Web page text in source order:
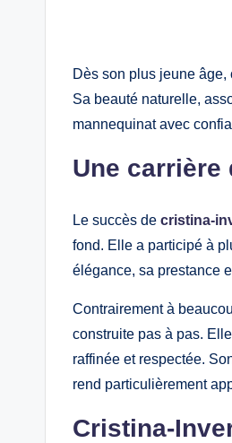
Dès son plus jeune âge,
Sa beauté naturelle,
mannequinat avec
Une carrière
Le succès de cristina-
fond. Elle a participé à
élégance, sa prestance
Contrairement à
construite pas à pas.
raffinée et respectée.
rend particulièrement
Cristina-